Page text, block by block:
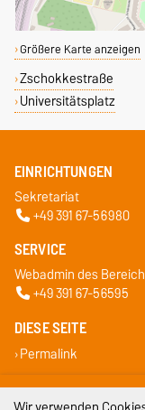
Größere Karte anzeigen
Zschokkestraße
Universitätsplatz
EINRICHTUNGEN
Sekretariat
+49 391 67-56980
SERVICE
Webadmin des
+49 391 67-56595
DIESE SEITE
Permalink